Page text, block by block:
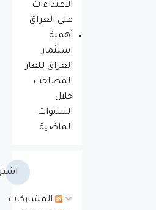
الاعتداءات
على العراق
أهمية
استثمار
العراق للغاز
المصاحب
خلال
السنوات
الماضية
المشاركات